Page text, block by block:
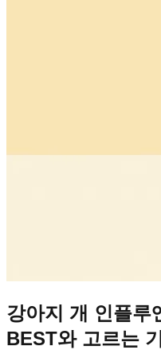
강아지 개 인플루
BEST와 고르는